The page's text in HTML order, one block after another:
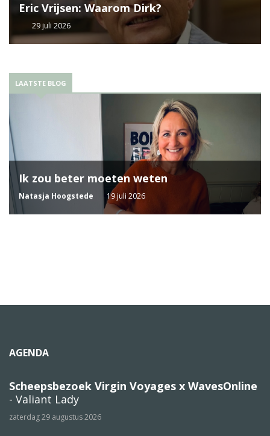
Eric Vrijsen: Waarom Dirk?
29 juli 2026
LAATSTE BLOG
Ik zou beter moeten weten
Natasja Hoogstede 19 juli 2026
AGENDA
Scheepsbezoek Virgin Voyages x WavesOnline
- Valiant Lady
zaterdag 29 augustus 2026